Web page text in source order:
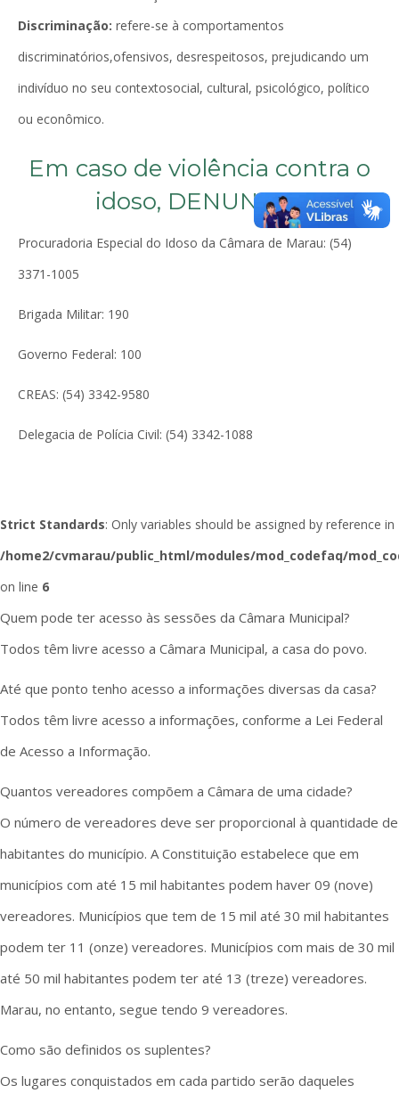
Discriminação: refere-se à comportamentos
discriminatórios,ofensivos, desrespeitosos, prejudicando um
indivíduo no seu contextosocial, cultural, psicológico, político
ou econômico.
Em caso de violência contra o
idoso, DENUNCIE!
Procuradoria Especial do Idoso da Câmara de Marau: (54)
3371-1005
Brigada Militar: 190
Governo Federal: 100
CREAS: (54) 3342-9580
Delegacia de Polícia Civil: (54) 3342-1088
Strict Standards: Only variables should be assigned by reference in
/home2/cvmarau/public_html/modules/mod_codefaq/
on line 6
Quem pode ter acesso às sessões da Câmara Municipal?
Todos têm livre acesso a Câmara Municipal, a casa do povo.
Até que ponto tenho acesso a informações diversas da casa?
Todos têm livre acesso a informações, conforme a Lei Federal
de Acesso a Informação.
Quantos vereadores compõem a Câmara de uma cidade?
O número de vereadores deve ser proporcional à quantidade de
habitantes do município. A Constituição estabelece que em
municípios com até 15 mil habitantes podem haver 09 (nove)
vereadores. Municípios que tem de 15 mil até 30 mil habitantes
podem ter 11 (onze) vereadores. Municípios com mais de 30 mil
até 50 mil habitantes podem ter até 13 (treze) vereadores.
Marau, no entanto, segue tendo 9 vereadores.
Como são definidos os suplentes?
Os lugares conquistados em cada partido serão daqueles